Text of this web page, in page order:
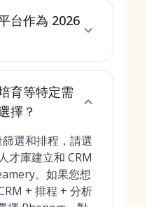
台作為 2026
育等特定需
擇？
選和排程，請選
才庫建立和 CRM
。如果您想
+ 排程 + 分析